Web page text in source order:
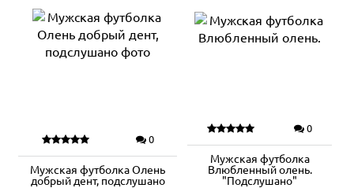
0
Мужская футболка Олень
добрый дент, подслушано
0
Мужская футболка
Влюбленный олень.
"Подслушано"